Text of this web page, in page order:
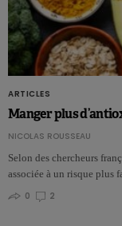
ARTICLES
Manger plus
NICOLAS ROUSSEAU
Selon des chercheurs
associée à un risque plus
0
2